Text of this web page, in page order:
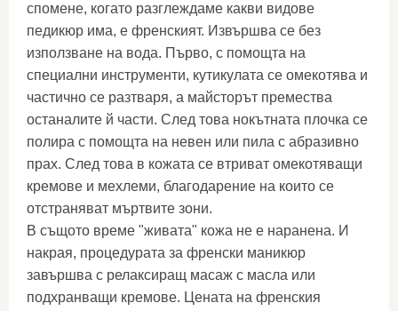
спомене, когато разглеждаме какви видове
педикюр има, е френският. Извършва се без
използване на вода. Първо, с помощта на
специални инструменти, кутикулата се омекотява и
частично се разтваря, а майсторът премества
останалите й части. След това нокътната плочка се
полира с помощта на невен или пила с абразивно
прах. След това в кожата се втриват омекотяващи
кремове и мехлеми, благодарение на които се
отстраняват мъртвите зони.
В същото време "живата" кожа не е наранена. И
накрая, процедурата за френски маникюр
завършва с релаксиращ масаж с масла или
подхранващи кремове. Цената на френския